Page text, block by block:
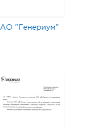
АО "Генериум"